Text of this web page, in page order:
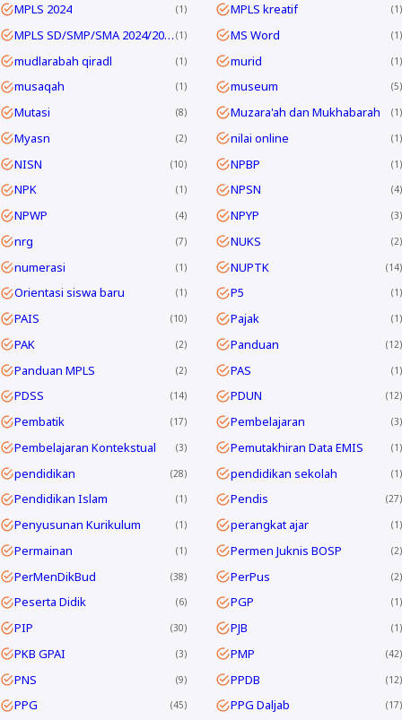
MPLS 2024 1 MPLS kreatif 1
MPLS SD/SMP/SMA 2024/2025 1 MS Word 1
mudlarabah qiradl 1 murid 1
musaqah 1 museum 5
Mutasi 8 Muzara'ah dan Mukhabarah 1
Myasn 2 nilai online 1
NISN 10 NPBP 1
NPK 1 NPSN 4
NPWP 4 NPYP 3
nrg 7 NUKS 2
numerasi 1 NUPTK 14
Orientasi siswa baru 1 P5 1
PAIS 10 Pajak 1
PAK 2 Panduan 12
Panduan MPLS 2 PAS 1
PDSS 14 PDUN 12
Pembatik 17 Pembelajaran 3
Pembelajaran Kontekstual 3 Pemutakhiran Data EMIS 1
pendidikan 28 pendidikan sekolah 1
Pendidikan Islam 1 Pendis 27
Penyusunan Kurikulum 1 perangkat ajar 1
Permainan 1 Permen Juknis BOSP 2
PerMenDikBud 38 PerPus 2
Peserta Didik 6 PGP 1
PIP 30 PJB 1
PKB GPAI 3 PMP 42
PNS 9 PPDB 12
PPG 45 PPG Daljab 17